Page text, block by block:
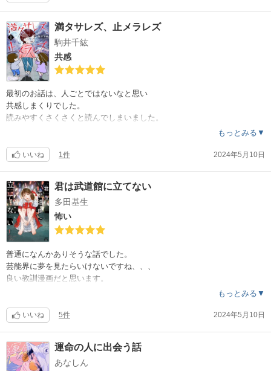
満タサレズ、止メラレズ
駒井千紘
共感
最初のお話は、人ごとではないなと思い
共感しまくりでした。
読みやすくさくさくと読んでしまいました。
もっとみる▼
いいね 1件 2024年5月10日
君は武道館に立てない
多田基生
怖い
普通になんかありそうな話でした。
芸能界に夢を見たらいけないですね、、、
良い教訓漫画だと思います。
もっとみる▼
いいね 5件 2024年5月10日
運命の人に出会う話
あなしん